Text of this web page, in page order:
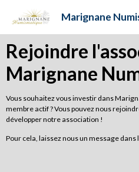
Marignane
Rejoindre
Marignane
Vous souhaitez vous investir dans
membre actif ? Vous pouvez nous
développer notre association !
Pour cela, laissez nous un message dans